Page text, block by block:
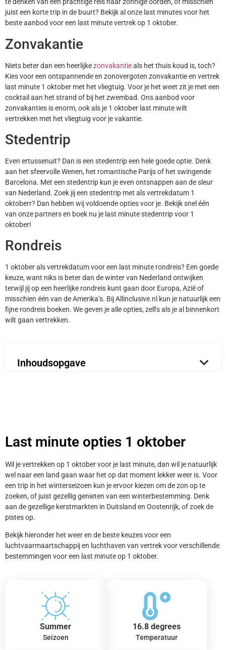
juist een korte trip in de buurt? Bekijk al onze last minutes voor het
beste aanbod voor een last minute vertrek op 1 oktober.
Zonvakantie
Niets beter dan een heerlijkezonvakantieals het thuis koud is, toch?
Kies voor een ontspannende en zonovergoten zonvakantie en vertrek
last minute 1 oktober met het vliegtuig. Voor je het weet zit je met een
cocktail aan het strand of bij het zwembad. Ons aanbod voor
zonvakanties is enorm, ook als je 1 oktober last minute wilt
vertrekken met het vliegtuig voor je vakantie.
Stedentrip
Even ertussenuit? Dan is een stedentrip een hele goede optie. Denk
aan het sfeervolle Wenen, het romantische Parijs of het swingende
Barcelona. Met een stedentrip kun je even ontsnappen aan de sleur
van Nederland. Zoek jij een stedentrip met als vertrekdatum 1
oktoberr? Dan hebben wij voldoende opties voor je. Bekijk snel één
van onze partners en boek nu je last minute stedentrip voor 1
oktober!
Rondreis
1 oktober als vertrekdatum voor een last minute rondreis? Een goede
keuze, want niks is beter dan de winter van Nederland ontwijken
terwijl jij op een heerlijke rondreis kunt gaan door Europa, Azië of
misschien één van de Amerika’s. Bij Allinclusive.nl kun je natuurlijk een
fijne rondreis boeken. We geven je alle opties, zelfs als je al binnenkort
wilt gaan vertrekken.
Inhoudsopgave
Last minute opties 1 oktober
Wil je vertrekken op 1 oktober voor je last minute, dan wil je natuurlijk
wel naar een land gaan waar het op dat moment lekker weer is. Voor
een trip in het winterseizoen kun je ervoor kiezen om de zon op te
zoeken, of juist gezellig genieten van een winterbestemming. Denk
aan de gezellige kerstmarkten in Duitsland en Oostenrijk, of zoek de
pistes op.
Bekijk hieronder het weer en de beste keuzes voor een
luchtvaarmaartschappij en luchthaven van vertrek voor verschillende
bestemmingen voor een last minute op 1 oktober.
Summer
Seizoen
16.8 degrees
Temperatuur